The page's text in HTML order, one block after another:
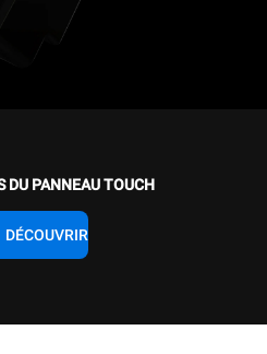
DU PANNEAU TOUCH
DÉCOUVRIR